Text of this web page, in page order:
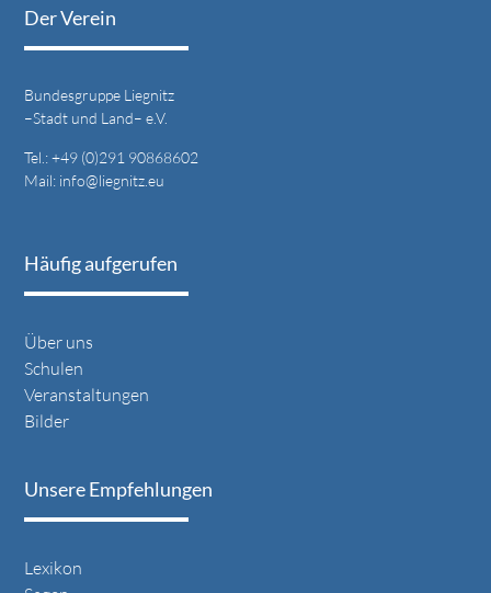
Der Verein
Bundesgruppe Liegnitz
–Stadt und Land– e.V.
Tel.: +49 (0)291 90868602
Mail: info@liegnitz.eu
Häufig aufgerufen
Über uns
Schulen
Veranstaltungen
Bilder
Unsere Empfehlungen
Lexikon